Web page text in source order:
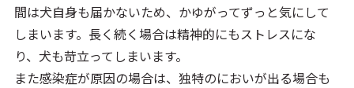
間は犬自身も届かないため、かゆがってずっと気にして
しまいます。長く続く場合は精神的にもストレスにな
り、犬も苛立ってしまいます。
また感染症が原因の場合は、独特のにおいが出る場合も